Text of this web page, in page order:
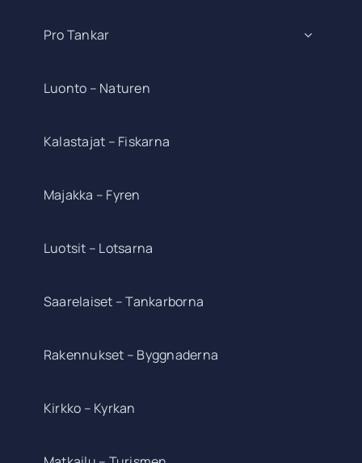
Pro Tankar
Luonto – Naturen
Kalastajat – Fiskarna
Majakka – Fyren
Luotsit – Lotsarna
Saarelaiset – Tankarborna
Rakennukset – Byggnaderna
Kirkko – Kyrkan